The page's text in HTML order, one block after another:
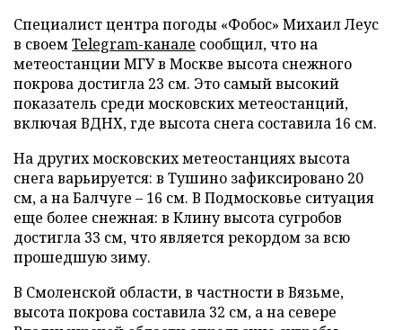
Специалист центра погоды «Фобос» Михаил Леус
в своемTelegram-канале сообщил, что на
метеостанции МГУ в Москве высота снежного
покрова достигла 23 см. Это самый высокий
показатель среди московских метеостанций,
включая ВДНХ, где высота снега составила 16 см.
На других московских метеостанциях высота
снега варьируется: в Тушино зафиксировано 20
см, а на Балчуге – 16 см. В Подмосковье ситуация
еще более снежная: в Клину высота сугробов
достигла 33 см, что является рекордом за всю
прошедшую зиму.
В Смоленской области, в частности в Вязьме,
высота покрова составила 32 см, а на севере